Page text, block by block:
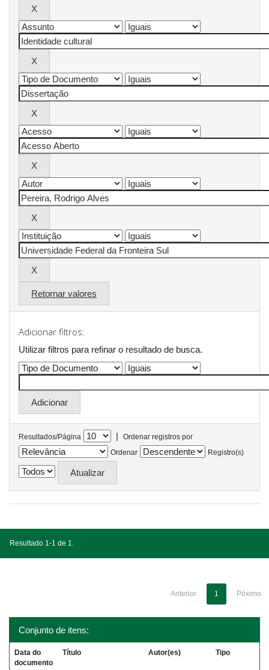
Retornar valores
Adicionar filtros:
Utilizar filtros para refinar o resultado de busca.
Resultados/Página |
Ordenar registros por
Ordenar
Registro(s)
Resultado 1-1 de 1.
Anterior 1 Póximo
Conjunto de itens:
Data do
documento
Título Autor(es) Tipo